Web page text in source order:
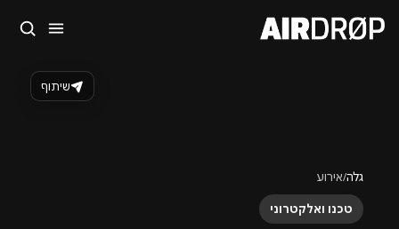
גלה/אירוע
טכנו ואלקטרוני
שיתוף
סגור